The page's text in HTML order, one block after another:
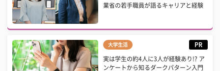
業省の若手職員が語るキャリアと経験
大学生活 PR
実は学生の約4人に3人が経験あり!? ア
ンケートから知るダークパターン入門